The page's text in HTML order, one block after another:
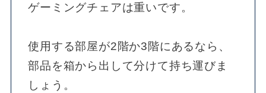
ゲーミングチェアは重いです。
使用する部屋が2階か3階にあるなら、
部品を箱から出して分けて持ち運びま
しょう。